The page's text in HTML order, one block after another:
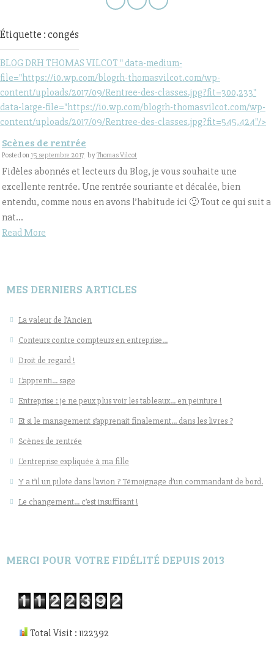
Étiquette : congés
BLOG DRH THOMAS VILCOT " data-medium-
file="https://i0.wp.com/blogrh-thomasvilcot.com/wp-
content/uploads/2017/09/Rentree-des-classes.jpg?fit=300,233"
data-large-file="https://i0.wp.com/blogrh-thomasvilcot.com/wp-
content/uploads/2017/09/Rentree-des-classes.jpg?fit=545,424"/>
Scènes de rentrée
Posted on 15 septembre 2017 byThomas Vilcot
Fidèles abonnés et lecteurs du Blog, je vous souhaite une
excellente rentrée. Une rentrée souriante et décalée, bien
entendu, comme nous en avons l’habitude ici 🙂 Tout ce qui suit a
nat...
Read More
MES DERNIERS ARTICLES
La valeur de l’Ancien
Conteurs contre compteurs en entreprise…
Droit de regard !
L’apprenti… sage
Entreprise : je ne peux plus voir les tableaux… en peinture !
Et si le management s’apprenait finalement… dans les livres ?
Scènes de rentrée
L’entreprise expliquée à ma fille
Y a t’il un pilote dans l’avion ? Témoignage d’un commandant de bord.
Le changement… c’est insuffisant !
MERCI POUR VOTRE FIDÉLITÉ DEPUIS 2013
Total Visit : 1122392